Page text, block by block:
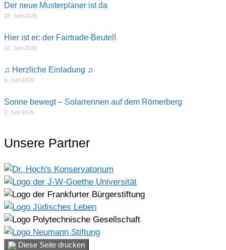
Der neue Musterplaner ist da
15. Juni 2026
Hier ist er: der Fairtrade-Beutel!
12. Juni 2026
♫ Herzliche Einladung ♫
8. Juni 2026
Sonne bewegt – Solarrennen auf dem Römerberg
3. Juni 2026
Unsere Partner
Diese Seite drucken